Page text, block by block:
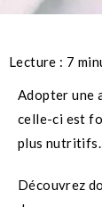
Lecture : 7
Adopter une
celle-ci est
plus nutritifs.
Découvrez